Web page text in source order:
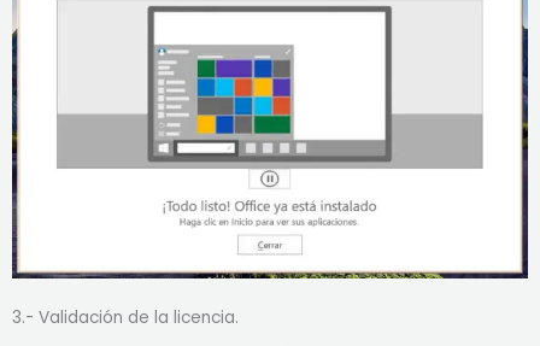
3.- Validación de la licencia.